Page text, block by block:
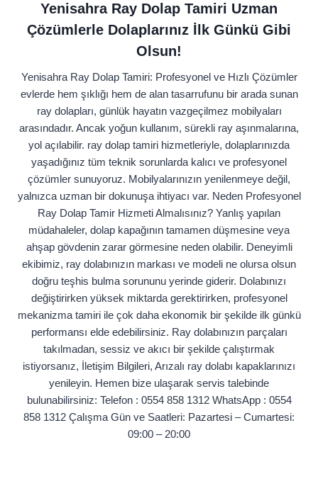
Yenisahra Ray Dolap Tamiri Uzman
Çözümlerle Dolaplarınız İlk Günkü Gibi
Olsun!
Yenisahra Ray Dolap Tamiri: Profesyonel ve Hızlı Çözümler
evlerde hem şıklığı hem de alan tasarrufunu bir arada sunan
ray dolapları, günlük hayatın vazgeçilmez mobilyaları
arasındadır. Ancak yoğun kullanım, sürekli ray aşınmalarına,
yol açılabilir. ray dolap tamiri hizmetleriyle, dolaplarınızda
yaşadığınız tüm teknik sorunlarda kalıcı ve profesyonel
çözümler sunuyoruz. Mobilyalarınızın yenilenmeye değil,
yalnızca uzman bir dokunuşa ihtiyacı var. Neden Profesyonel
Ray Dolap Tamir Hizmeti Almalısınız? Yanlış yapılan
müdahaleler, dolap kapağının tamamen düşmesine veya
ahşap gövdenin zarar görmesine neden olabilir. Deneyimli
ekibimiz, ray dolabınızın markası ve modeli ne olursa olsun
doğru teşhis bulma sorununu yerinde giderir. Dolabınızı
değiştirirken yüksek miktarda gerektirirken, profesyonel
mekanizma tamiri ile çok daha ekonomik bir şekilde ilk günkü
performansı elde edebilirsiniz. Ray dolabınızın parçaları
takılmadan, sessiz ve akıcı bir şekilde çalıştırmak
istiyorsanız, İletişim Bilgileri, Arızalı ray dolabı kapaklarınızı
yenileyin. Hemen bize ulaşarak servis talebinde
bulunabilirsiniz: Telefon : 0554 858 1312 WhatsApp : 0554
858 1312 Çalışma Gün ve Saatleri: Pazartesi – Cumartesi:
09:00 – 20:00